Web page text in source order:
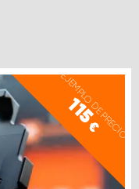
EJEMPLO DE PRECIO
115
€